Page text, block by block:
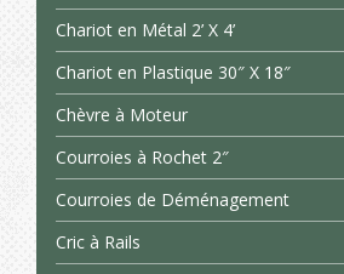
Chariot en Métal 2’ X 4’
Chariot en Plastique 30″ X 18″
Chèvre à Moteur
Courroies à Rochet 2″
Courroies de Déménagement
Cric à Rails